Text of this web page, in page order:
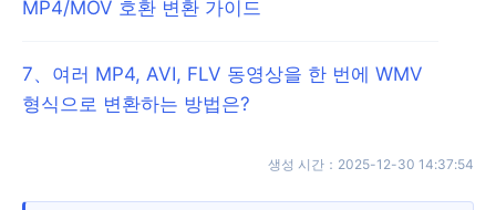
MP4/MOV 호환 변환 가이드
7、 여러 MP4, AVI, FLV 동영상을 한 번에 WMV
형식으로 변환하는 방법은?
생성 시간 ： 2025-12-30 14:37:54